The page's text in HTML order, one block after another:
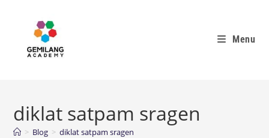
Menu
diklat satpam sragen
> Blog > diklat satpam sragen